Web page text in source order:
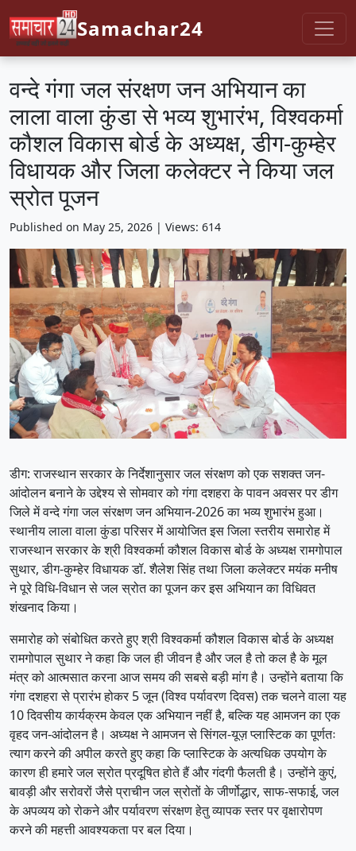
Samachar24
वन्दे गंगा जल संरक्षण जन अभियान का
लाला वाला कुंडा से भव्य शुभारंभ, विश्वकर्मा
कौशल विकास बोर्ड के अध्यक्ष, डीग-कुम्हेर
विधायक और जिला कलेक्टर ने किया जल
स्रोत पूजन
Published on May 25, 2026 | Views: 614
डीग: राजस्थान सरकार के निर्देशानुसार जल संरक्षण को एक सशक्त जन-
आंदोलन बनाने के उद्देश्य से सोमवार को गंगा दशहरा के पावन अवसर पर डीग
जिले में वन्दे गंगा जल संरक्षण जन अभियान-2026 का भव्य शुभारंभ हुआ।
स्थानीय लाला वाला कुंडा परिसर में आयोजित इस जिला स्तरीय समारोह में
राजस्थान सरकार के श्री विश्वकर्मा कौशल विकास बोर्ड के अध्यक्ष रामगोपाल
सुथार, डीग-कुम्हेर विधायक डॉ. शैलेश सिंह तथा जिला कलेक्टर मयंक मनीष
ने पूरे विधि-विधान से जल स्रोत का पूजन कर इस अभियान का विधिवत
शंखनाद किया।
समारोह को संबोधित करते हुए श्री विश्वकर्मा कौशल विकास बोर्ड के अध्यक्ष
रामगोपाल सुथार ने कहा कि जल ही जीवन है और जल है तो कल है के मूल
मंत्र को आत्मसात करना आज समय की सबसे बड़ी मांग है। उन्होंने बताया कि
गंगा दशहरा से प्रारंभ होकर 5 जून (विश्व पर्यावरण दिवस) तक चलने वाला यह
10 दिवसीय कार्यक्रम केवल एक अभियान नहीं है, बल्कि यह आमजन का एक
वृहद जन-आंदोलन है। अध्यक्ष ने आमजन से सिंगल-यूज़ प्लास्टिक का पूर्णतः
त्याग करने की अपील करते हुए कहा कि प्लास्टिक के अत्यधिक उपयोग के
कारण ही हमारे जल स्रोत प्रदूषित होते हैं और गंदगी फैलती है। उन्होंने कुएं,
बावड़ी और सरोवरों जैसे प्राचीन जल स्रोतों के जीर्णोद्धार, साफ-सफाई, जल
के अपव्यय को रोकने और पर्यावरण संरक्षण हेतु व्यापक स्तर पर वृक्षारोपण
करने की महत्ती आवश्यकता पर बल दिया।